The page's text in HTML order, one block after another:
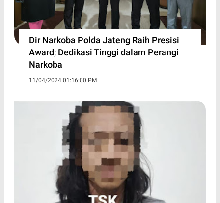
Dir Narkoba Polda Jateng Raih Presisi
Award; Dedikasi Tinggi dalam Perangi
Narkoba
11/04/2024 01:16:00 PM